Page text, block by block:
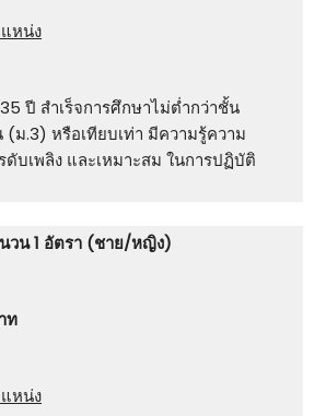
หน่ง
ปี สําเร็จการศึกษาไม่ต่ำกว่าชั้น
ม.3) หรือเทียบเท่า มีความรู้ความ
ดับเพลิง และเหมาะสม ในการปฏิบัติ
วน 1 อัตรา (ชาย/หญิง)
ท
หน่ง